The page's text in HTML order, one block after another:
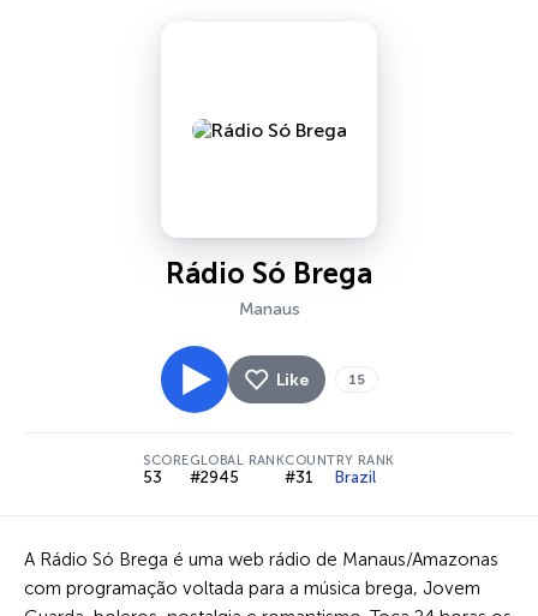
Rádio Só Brega
Manaus
Like 15
SCORE
53
GLOBAL RANK
#2945
COUNTRY RANK
#31 Brazil
A Rádio Só Brega é uma web rádio de Manaus/Amazonas
com programação voltada para a música brega, Jovem